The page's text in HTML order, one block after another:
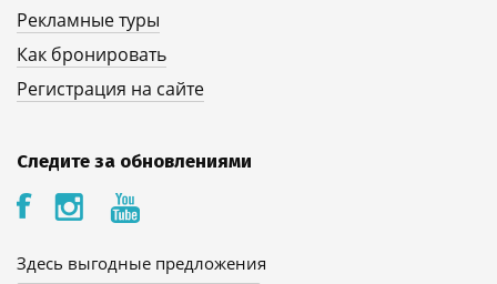
Рекламные туры
Как бронировать
Регистрация на сайте
Следите за обновлениями
Здесь выгодные предложения